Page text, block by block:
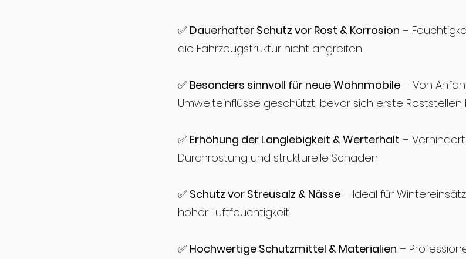
✅ Dauerhafter Schutz vor Rost & Korrosion –
die Fahrzeugstruktur nicht angreifen
✅ Besonders sinnvoll für neue Wohnmobile – Von
Umwelteinflüsse geschützt, bevor sich erste Roststellen
✅ Erhöhung der Langlebigkeit & Werterhalt –
Durchrostung und strukturelle Schäden
✅ Schutz vor Streusalz & Nässe – Ideal für
hoher Luftfeuchtigkeit
✅ Hochwertige Schutzmittel & Materialien –